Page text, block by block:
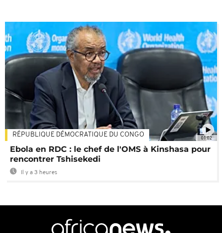
01:02
RÉPUBLIQUE DÉMOCRATIQUE DU CONGO
Ebola en RDC : le chef de l'OMS à Kinshasa pour
rencontrer Tshisekedi
Il y a 3 heures